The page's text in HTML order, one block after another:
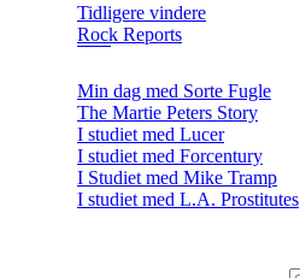
Tidligere vindere
Rock Reports
Min dag med Sorte Fugle
The Martie Peters Story
I studiet med Lucer
I studiet med Forcentury
I Studiet med Mike Tramp
I studiet med L.A. Prostitutes